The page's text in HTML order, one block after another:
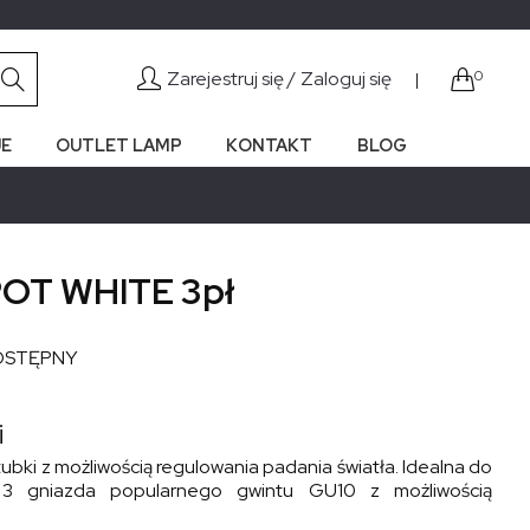
Zarejestruj się / Zaloguj się | 0
OUTLET LAMP KONTAKT BLOG
WHITE 3pł
z możliwością regulowania padania światła. Idealna do
gniazda popularnego gwintu GU10 z możliwością